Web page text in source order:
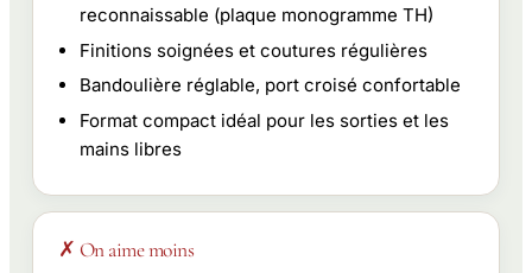
reconnaissable (plaque monogramme TH)
Finitions soignées et coutures régulières
Bandoulière réglable, port croisé confortable
Format compact idéal pour les sorties et les
mains libres
✗ On aime moins